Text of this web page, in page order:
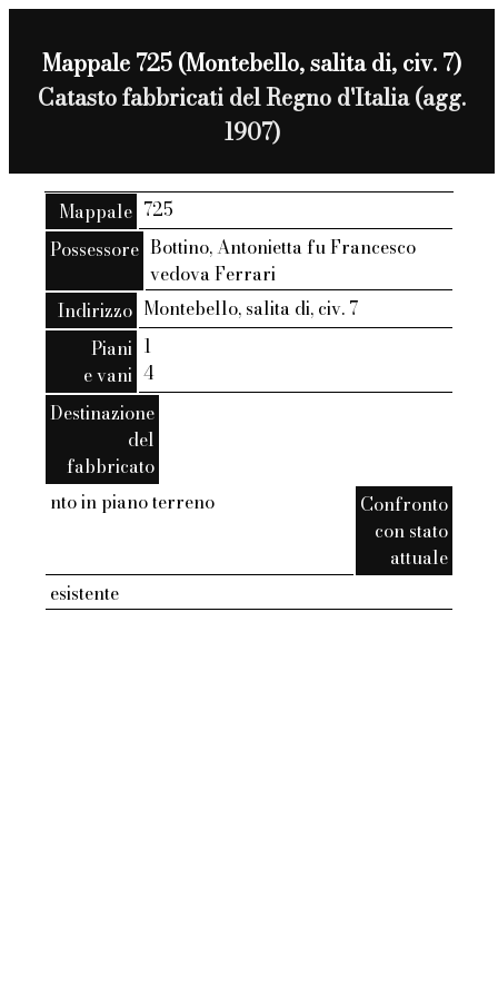
Mappale 725 (Montebello, salita di, civ. 7)
Catasto fabbricati del Regno d'Italia (agg.
1907)
Mappale 725
Possessore Bottino, Antonietta fu Francesco
vedova Ferrari
Indirizzo Montebello, salita di, civ. 7
Piani
e vani
1
4
Destinazione
del
fabbricato
nto in piano terreno
Confronto
con stato
attuale
esistente